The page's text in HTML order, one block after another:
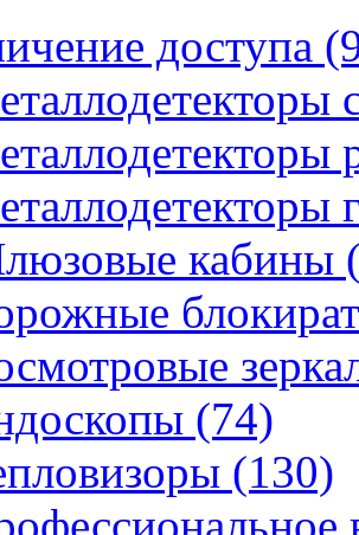
доступа
кабины
(74)
(130)